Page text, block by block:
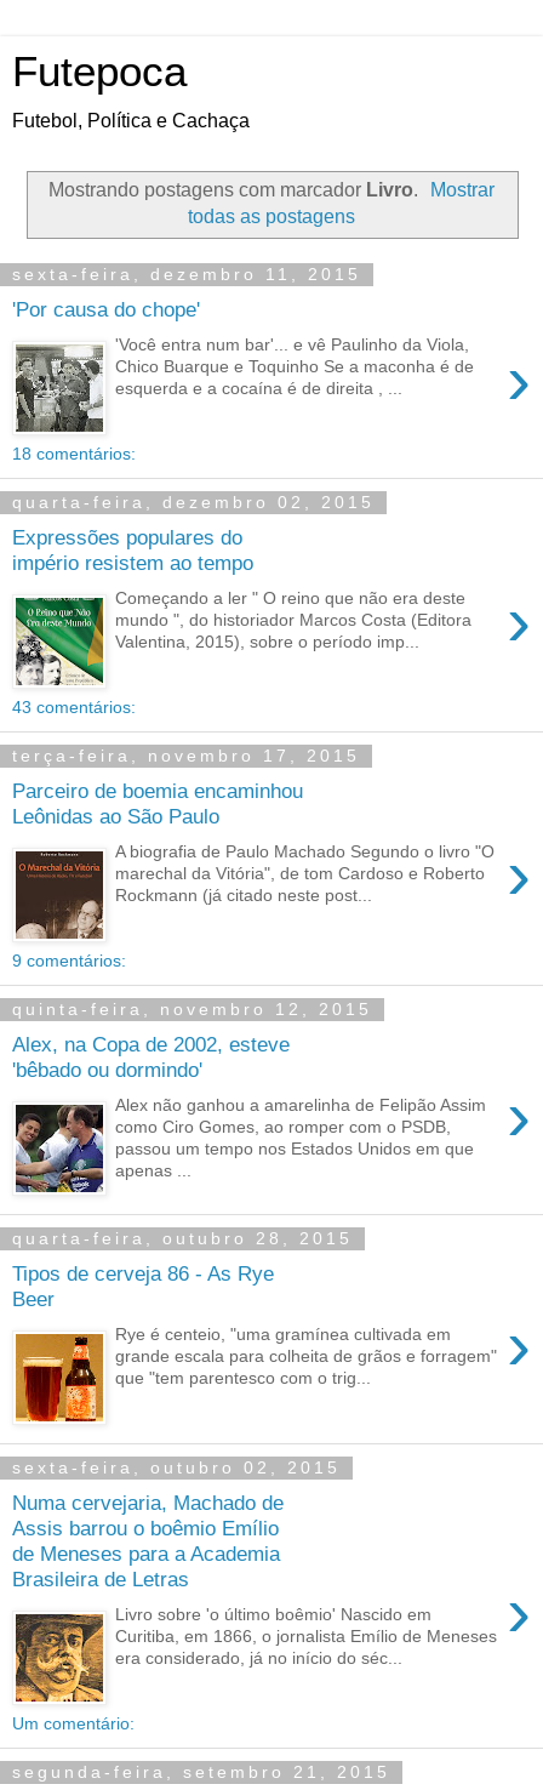
Futepoca
Futebol, Política e Cachaça
Mostrando postagens com marcador Livro.
Mostrar
todas as postagens
sexta-feira, dezembro 11, 2015
'Por causa do chope'
›
'Você entra num bar'... e vê Paulinho da Viola,
Chico Buarque e Toquinho Se a maconha é de
esquerda e a cocaína é de direita , ...
18 comentários:
quarta-feira, dezembro 02, 2015
Expressões populares do
império resistem ao tempo
›
Começando a ler " O reino que não era deste
mundo ", do historiador Marcos Costa (Editora
Valentina, 2015), sobre o período imp...
43 comentários:
terça-feira, novembro 17, 2015
Parceiro de boemia encaminhou
Leônidas ao São Paulo
›
A biografia de Paulo Machado Segundo o livro "O
marechal da Vitória", de tom Cardoso e Roberto
Rockmann (já citado neste post...
9 comentários:
quinta-feira, novembro 12, 2015
Alex, na Copa de 2002, esteve
'bêbado ou dormindo'
›
Alex não ganhou a amarelinha de Felipão Assim
como Ciro Gomes, ao romper com o PSDB,
passou um tempo nos Estados Unidos em que
apenas ...
quarta-feira, outubro 28, 2015
Tipos de cerveja 86 - As Rye
Beer
›
Rye é centeio, "uma gramínea cultivada em
grande escala para colheita de grãos e forragem"
que "tem parentesco com o trig...
sexta-feira, outubro 02, 2015
Numa cervejaria, Machado de
Assis barrou o boêmio Emílio
de Meneses para a Academia
Brasileira de Letras
›
Livro sobre 'o último boêmio' Nascido em
Curitiba, em 1866, o jornalista Emílio de Meneses
era considerado, já no início do séc...
Um comentário:
segunda-feira, setembro 21, 2015